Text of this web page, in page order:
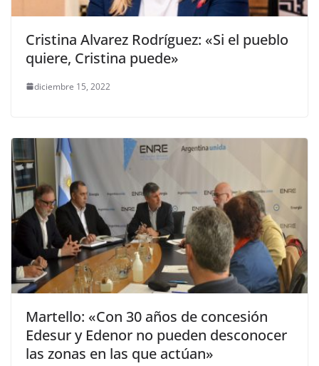
Cristina Alvarez Rodríguez: «Si el pueblo
quiere, Cristina puede»
diciembre 15, 2022
Martello: «Con 30 años de concesión
Edesur y Edenor no pueden desconocer
las zonas en las que actúan»